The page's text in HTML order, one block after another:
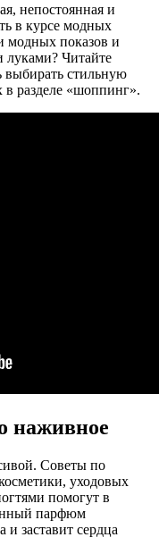
непостоянная и
в курсе модных
модных показов и
луками? Читайте
выбирать стильную
разделе «шоппинг».
наживное
Советы по
уходовых
помогут в
парфюм
заставит сердца